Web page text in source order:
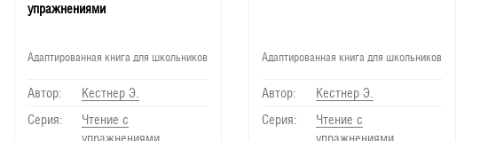
упражнениями
Адаптированная книга для школьников
Автор:
Кестнер Э.
Серия:
Чтение с
упражнениями
Адаптированная книга для школьников
Автор:
Кестнер Э.
Серия:
Чтение с
упражнениями